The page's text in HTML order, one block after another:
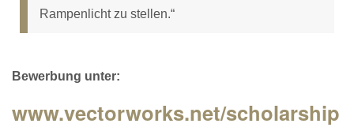
Rampenlicht zu stellen.“
Bewerbung unter:
www.vectorworks.net/scholarship